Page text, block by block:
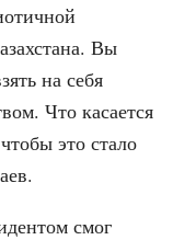
Вы
на себя
Что касается
это стало
смог